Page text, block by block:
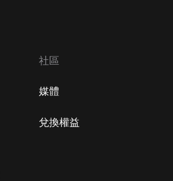
社區
媒體
兌換權益